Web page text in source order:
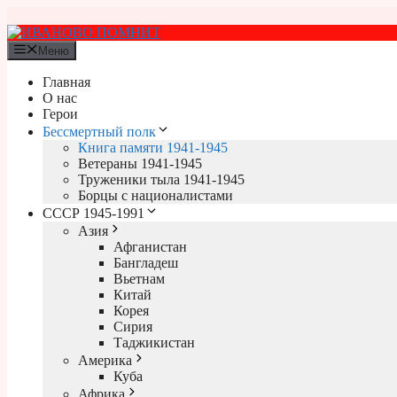
к
содержимому
Меню
Главная
О нас
Герои
Бессмертный полк
Книга памяти 1941-1945
Ветераны 1941-1945
Труженики тыла 1941-1945
Борцы с националистами
СССР 1945-1991
Азия
Афганистан
Бангладеш
Вьетнам
Китай
Корея
Сирия
Таджикистан
Америка
Куба